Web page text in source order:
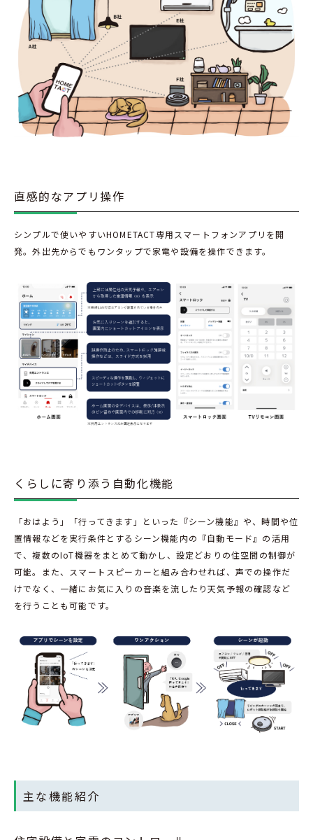
直感的なアプリ操作
シンプルで使いやすいHOMETACT専用スマートフォンアプリを開
発。外出先からでもワンタップで家電や設備を操作できます。
くらしに寄り添う自動化機能
「おはよう」「行ってきます」といった『シーン機能』や、時間や位
置情報などを実行条件とするシーン機能内の『自動モード』の活用
で、複数のIoT機器をまとめて動かし、設定どおりの住空間の制御が
可能。また、スマートスピーカーと組み合わせれば、声での操作だ
けでなく、一緒にお気に入りの音楽を流したり天気予報の確認など
を行うことも可能です。
主な機能紹介